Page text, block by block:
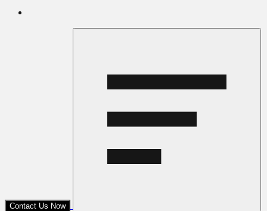
Contact Us Now